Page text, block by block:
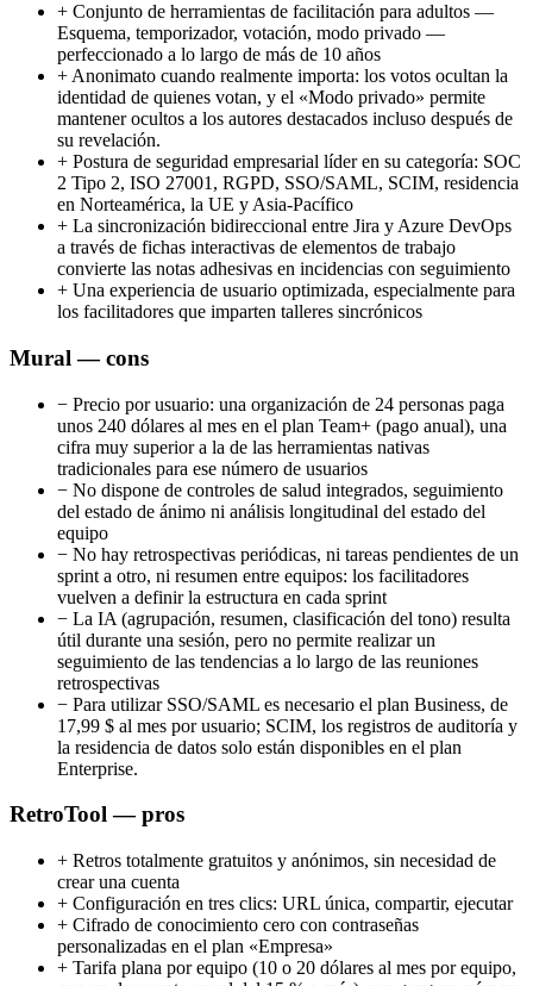
+ Conjunto de herramientas de facilitación para adultos —
Esquema, temporizador, votación, modo privado —
perfeccionado a lo largo de más de 10 años
+ Anonimato cuando realmente importa: los votos ocultan la
identidad de quienes votan, y el «Modo privado» permite
mantener ocultos a los autores destacados incluso después de
su revelación.
+ Postura de seguridad empresarial líder en su categoría: SOC
2 Tipo 2, ISO 27001, RGPD, SSO/SAML, SCIM, residencia
en Norteamérica, la UE y Asia-Pacífico
+ La sincronización bidireccional entre Jira y Azure DevOps
a través de fichas interactivas de elementos de trabajo
convierte las notas adhesivas en incidencias con seguimiento
+ Una experiencia de usuario optimizada, especialmente para
los facilitadores que imparten talleres sincrónicos
Mural — cons
− Precio por usuario: una organización de 24 personas paga
unos 240 dólares al mes en el plan Team+ (pago anual), una
cifra muy superior a la de las herramientas nativas
tradicionales para ese número de usuarios
− No dispone de controles de salud integrados, seguimiento
del estado de ánimo ni análisis longitudinal del estado del
equipo
− No hay retrospectivas periódicas, ni tareas pendientes de un
sprint a otro, ni resumen entre equipos: los facilitadores
vuelven a definir la estructura en cada sprint
− La IA (agrupación, resumen, clasificación del tono) resulta
útil durante una sesión, pero no permite realizar un
seguimiento de las tendencias a lo largo de las reuniones
retrospectivas
− Para utilizar SSO/SAML es necesario el plan Business, de
17,99 $ al mes por usuario; SCIM, los registros de auditoría y
la residencia de datos solo están disponibles en el plan
Enterprise.
RetroTool — pros
+ Retros totalmente gratuitos y anónimos, sin necesidad de
crear una cuenta
+ Configuración en tres clics: URL única, compartir, ejecutar
+ Cifrado de conocimiento cero con contraseñas
personalizadas en el plan «Empresa»
+ Tarifa plana por equipo (10 o 20 dólares al mes por equipo,